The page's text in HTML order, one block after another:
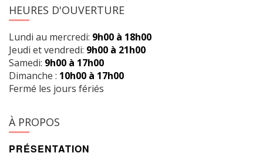
HEURES D'OUVERTURE
Lundi au mercredi: 9h00 à 18h00
Jeudi et vendredi: 9h00 à 21h00
Samedi: 9h00 à 17h00
Dimanche : 10h00 à 17h00
Fermé les jours fériés
À PROPOS
PRÉSENTATION